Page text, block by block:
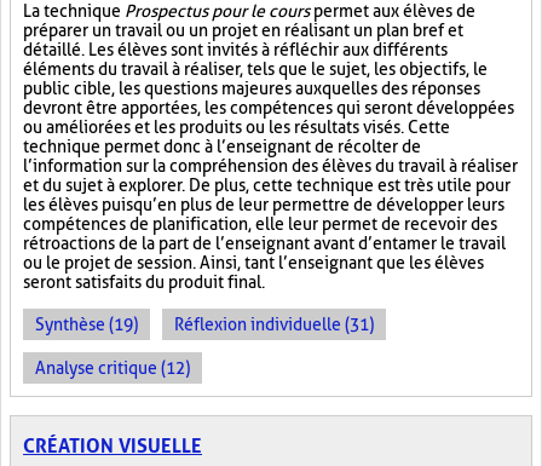
La technique Prospectus pour le courspermet aux élèves de
préparer un travail ou un projet en réalisant un plan bref et
détaillé. Les élèves sont invités à réfléchir aux différents
éléments du travail à réaliser, tels que le sujet, les objectifs, le
public cible, les questions majeures auxquelles des réponses
devront être apportées, les compétences qui seront développées
ou améliorées et les produits ou les résultats visés. Cette
technique permet donc à l’enseignant de récolter de
l’information sur la compréhension des élèves du travail à réaliser
et du sujet à explorer. De plus, cette technique est très utile pour
les élèves puisqu’en plus de leur permettre de développer leurs
compétences de planification, elle leur permet de recevoir des
rétroactions de la part de l’enseignant avant d’entamer le travail
ou le projet de session. Ainsi, tant l’enseignant que les élèves
seront satisfaits du produit final.
Synthèse (19) Réflexion individuelle (31)
Analyse critique (12)
CRÉATION VISUELLE